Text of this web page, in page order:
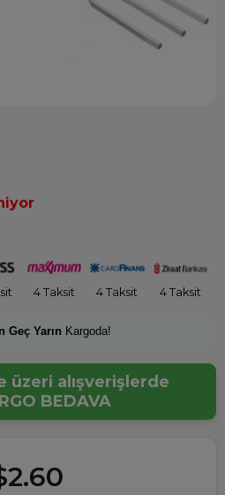
4 Taksit 4 Taksit 4 Taksit
Geç Yarın Kargoda!
üzeri alışverişlerde
BEDAVA